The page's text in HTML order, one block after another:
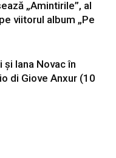
„Amintirile”, al
viitorul album „Pe
Iana Novac în
di Giove Anxur (10